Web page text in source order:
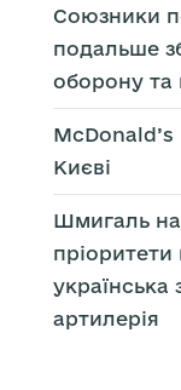
Союзники
подальше
оборону та
Києві
Шмигаль
пріоритети
українська
артилерія